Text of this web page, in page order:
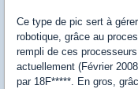
Ce type de pic sert à
robotique, grâce au
rempli de ces
actuellement (Février
par 18F*****. En gros,